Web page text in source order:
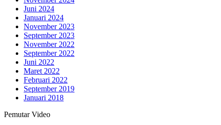
Juni 2024
Januari 2024
November 2023
September 2023
November 2022
September 2022
Juni 2022
Maret 2022
Februari 2022
September 2019
Januari 2018
Pemutar Video